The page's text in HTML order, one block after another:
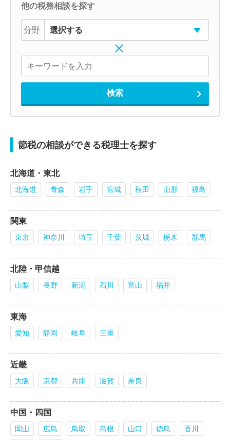
他の税務相談を探す
分野
節税の相談ができる税理士を探す
北海道・東北
北海道 青森 岩手 宮城 秋田 山形 福島
関東
東京 神奈川 埼玉 千葉 茨城 栃木 群馬
北陸・甲信越
山梨 長野 新潟 石川 富山 福井
東海
愛知 静岡 岐阜 三重
近畿
大阪 京都 兵庫 滋賀 奈良
中国・四国
岡山 広島 鳥取 島根 山口 徳島
香川